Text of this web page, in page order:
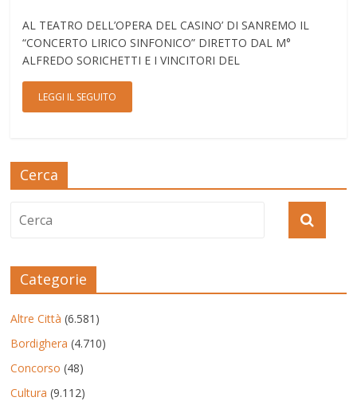
AL TEATRO DELL’OPERA DEL CASINO’ DI SANREMO IL
“CONCERTO LIRICO SINFONICO” DIRETTO DAL M°
ALFREDO SORICHETTI E I VINCITORI DEL
LEGGI IL SEGUITO
Cerca
Categorie
Altre Città (6.581)
Bordighera (4.710)
Concorso (48)
Cultura (9.112)